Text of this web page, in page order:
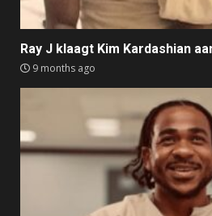
Ray J klaagt Kim Kardashian
9 months ago